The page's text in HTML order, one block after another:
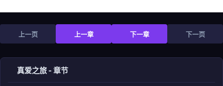
上一页 上一章 下一章 下一页
真爱之旅 - 章节